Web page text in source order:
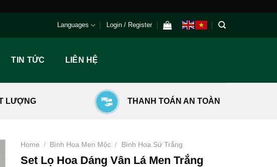
Languages Login / Register
TIN TỨC LIÊN HỆ
LƯỢNG THANH TOÁN AN TOÀN
Home / Bình Hoa Men Mộc / Bình Hoa Sứ Trắng
Set Lọ Hoa Dáng Vân Lá Men Trắng